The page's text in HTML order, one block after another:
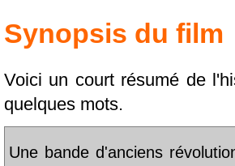
Synopsis du film
Voici un court résumé de
quelques mots.
Une bande d'anciens